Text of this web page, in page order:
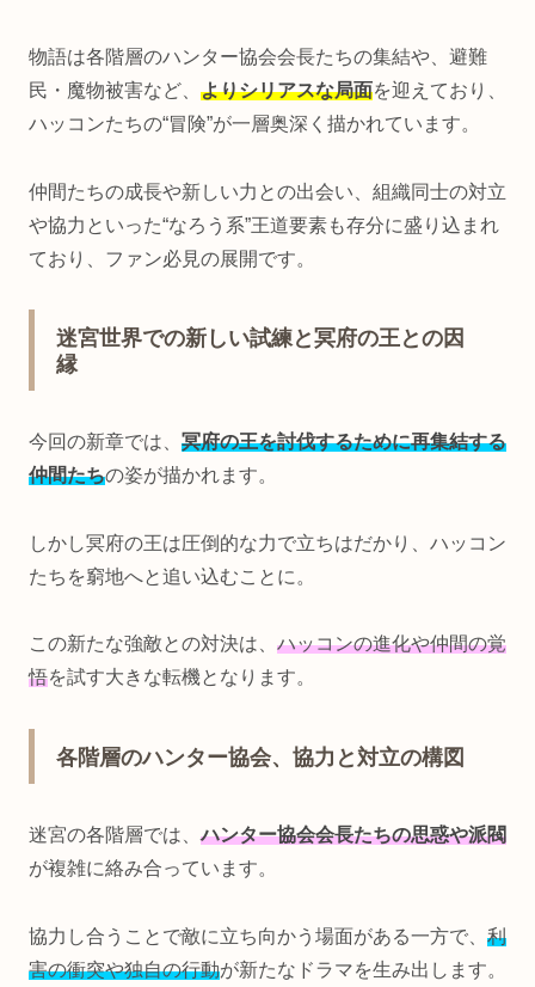
物語は各階層のハンター協会会長たちの集結や、避難
民・魔物被害など、 よりシリアスな局面を迎えており、
ハッコンたちの“冒険”が一層奥深く描かれています。
仲間たちの成長や新しい力との出会い、組織同士の対立
や協力といった“なろう系”王道要素も存分に盛り込まれ
ており、ファン必見の展開です。
迷宮世界での新しい試練と冥府の王との因
縁
今回の新章では、 冥府の王を討伐するために再集結する
仲間たちの姿が描かれます。
しかし冥府の王は圧倒的な力で立ちはだかり、ハッコン
たちを窮地へと追い込むことに。
この新たな強敵との対決は、 ハッコンの進化や仲間の覚
悟を試す大きな転機となります。
各階層のハンター協会、協力と対立の構図
迷宮の各階層では、ハンター協会会長たちの思惑や派閥
が複雑に絡み合っています。
協力し合うことで敵に立ち向かう場面がある一方で、 利
害の衝突や独自の行動が新たなドラマを生み出します。